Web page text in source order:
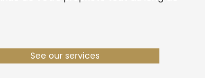
See our services